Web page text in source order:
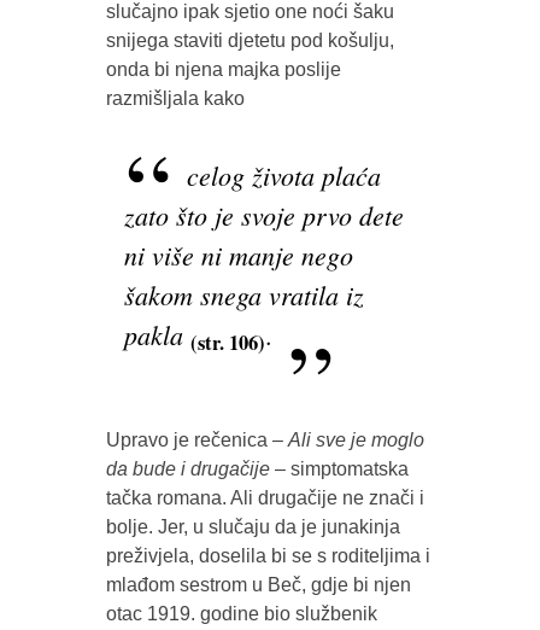
slučajno ipak sjetio one noći šaku
snijega staviti djetetu pod košulju,
onda bi njena majka poslije
razmišljala kako
celog života plaća
zato što je svoje prvo dete
ni više ni manje nego
šakom snega vratila iz
pakla (str. 106).
Upravo je rečenica – Ali sve je moglo
da bude i drugačije– simptomatska
tačka romana. Ali drugačije ne znači i
bolje. Jer, u slučaju da je junakinja
preživjela, doselila bi se s roditeljima i
mlađom sestrom u Beč, gdje bi njen
otac 1919. godine bio službenik